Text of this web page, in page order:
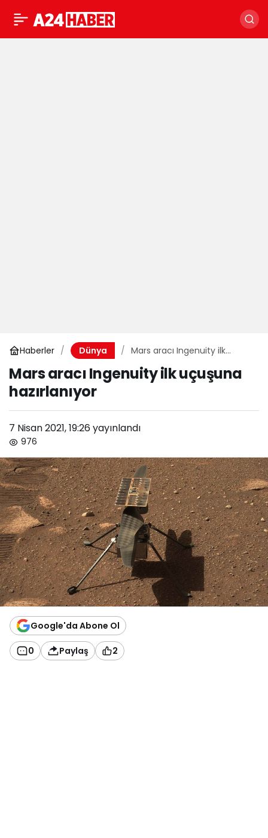
Haberler Dünya
Mars aracı Ingenuity ilk
Mars aracı Ingenuity ilk uçuşuna
hazırlanıyor
7 Nisan 2021, 19:26yayınlandı
976
Google'da Abone Ol
0 Paylaş 2